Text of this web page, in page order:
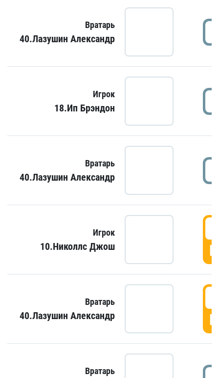
Вратарь
40.Лазушин Александр
Игрок
18.Ип Брэндон
Вратарь
40.Лазушин Александр
Игрок
10.Николлс Джош
Вратарь
40.Лазушин Александр
Вратарь